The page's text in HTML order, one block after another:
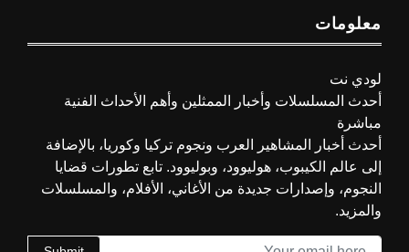
معلومات
لودي نت
أحدث المسلسلات وأخبار الممثلين وأهم الأحداث الفنية
مباشرة
أحدث أخبار المشاهير العرب ونجوم تركيا وكوريا، بالإضافة
إلى عالم الكيبوب، هوليوود، وبوليوود. تابع تطورات قضايا
النجوم، وإصدارات جديدة من الأغاني، الأفلام، والمسلسلات
والمزيد.